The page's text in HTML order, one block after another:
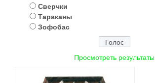
Сверчки
Тараканы
Зофобас
Просмотреть результаты